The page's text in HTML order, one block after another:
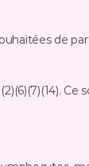
(2)(6)(7)(14).